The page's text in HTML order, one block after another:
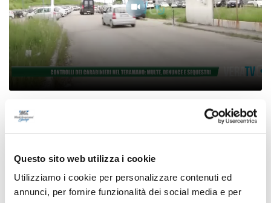
Questo sito web utilizza i cookie
Utilizziamo i cookie per personalizzare contenuti ed
annunci, per fornire funzionalità dei social media e per
Controlli dei carabinieri nel Teramano:
multe, denunce e sequestri